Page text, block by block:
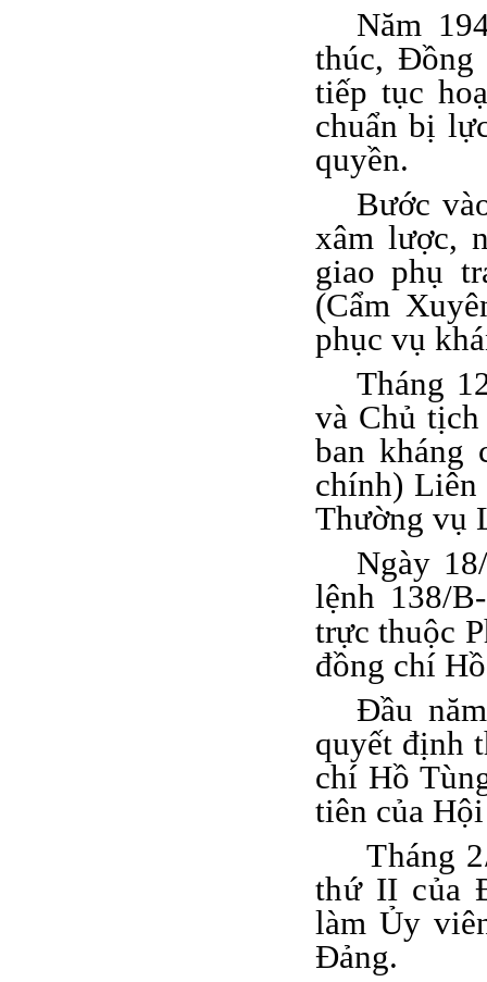
Năm
thúc,
tiếp tục
chuẩn bị
quyền.
Bước
xâm lược,
giao phụ
(Cẩm
phục vụ
Tháng
và Chủ
ban kháng
chính)
Thường vụ
Ngày
lệnh 138/
trực thuộc
đồng chí
Đầu
quyết định
chí Hồ
tiên của
Tháng
thứ II của
làm Ủy
Đảng.